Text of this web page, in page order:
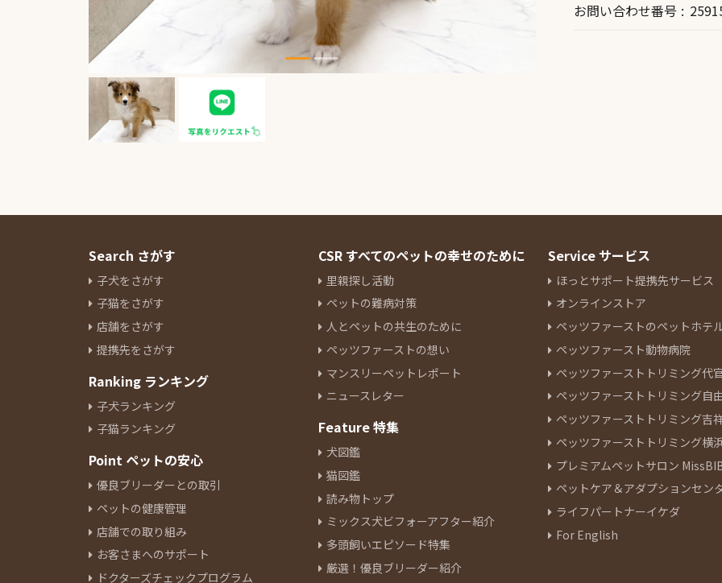
お問い合わせ番号
Search さがす
子犬をさがす
子猫をさがす
店舗をさがす
提携先をさがす
Ranking ランキング
子犬ランキング
子猫ランキング
Point ペットの安心
優良ブリーダーとの取引
ペットの健康管理
店舗での取り組み
お客さまへのサポート
ドクターズチェックプログラム
CSR すべてのペットの幸せのために
里親探し活動
ペットの難病対策
人とペットの共生のために
ペッツファーストの想い
マンスリーペットレポート
ニュースレター
Feature 特集
犬図鑑
猫図鑑
読み物トップ
ミックス犬ビフォーアフター紹介
多頭飼いエピソード特集
厳選！優良ブリーダー紹介
Service サービス
ほっとサポート提携先サービス
オンラインストア
ペッツファーストのペットホテ
ペッツファースト動物病院
ペッツファーストトリミング代
ペッツファーストトリミング自
ペッツファーストトリミング吉
ペッツファーストトリミング横
プレミアムペットサロン
ペットケア＆アダプションセン
ライフパートナーイケダ
For English